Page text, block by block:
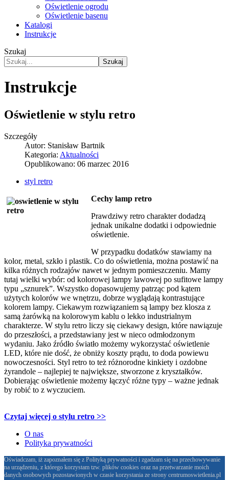
Oświetlenie ogrodu
Oświetlenie basenu
Katalogi
Instrukcje
Szukaj
Szukaj
Instrukcje
Oświetlenie w stylu retro
Szczegóły
Autor: Stanisław Bartnik
Kategoria: Aktualności
Opublikowano: 06 marzec 2016
styl retro
Cechy lamp retro
Prawdziwy retro charakter dodadzą
jednak unikalne dodatki i odpowiednie
oświetlenie.
W przypadku dodatków stawiamy na
kolor, metal, szkło i plastik. Co do oświetlenia, można postawić na
kilka różnych rodzajów nawet w jednym pomieszczeniu. Mamy
tutaj wielki wybór: od kolorowej lampy lawowej po sufitowe lampy
typu „sznurek”. Wszystko dopasowujemy patrząc pod kątem
użytych kolorów we wnętrzu, dobrze wyglądają kontrastujące
kolorem lampy. Ciekawym rozwiązaniem są lampy bez klosza z
samą żarówką na kolorowym kablu o lekko industrialnym
charakterze. W stylu retro liczy się ciekawy design, które nawiązuje
do przeszłości, a przedstawiany jest w nieco odmłodzonym
wydaniu. Jako źródło światło możemy wykorzystać oświetlenie
LED, które nie dość, że obniży koszty prądu, to doda powiewu
nowoczesności. Styl retro to też różnorodne kinkiety i ozdobne
żyrandole – najlepiej te największe, stworzone z kryształków.
Dobierając oświetlenie możemy łączyć różne typy – ważne jednak
by robić to z wyczuciem.
Czytaj więcej o stylu retro >>
O nas
Polityka prywatności
Oświadczam, iż zapoznałem się z Polityką prywatności i zgadzam się na przechowywanie
na urządzeniu, z którego korzystam tzw. plików cookies oraz na przetwarzanie moich
danych osobowych pozostawionych w czasie korzystania ze strony centrumoswietlenia.pl